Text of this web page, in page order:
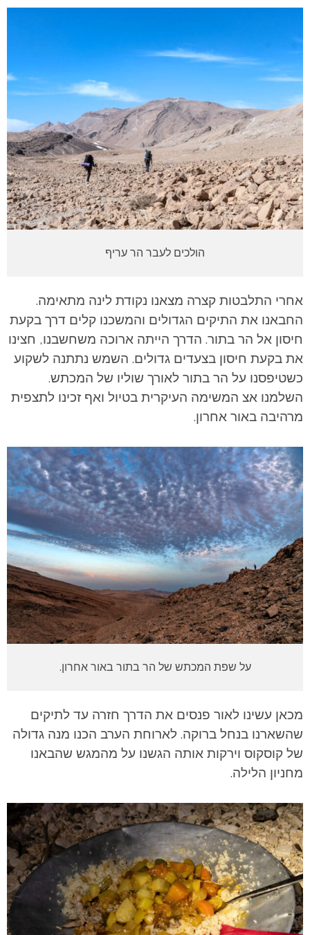
הולכים לעבר הר עריף
אחרי התלבטות קצרה מצאנו נקודת לינה מתאימה.
החבאנו את התיקים הגדולים והמשכנו קלים דרך בקעת
חיסון אל הר בתור. הדרך הייתה ארוכה משחשבנו, חצינו
את בקעת חיסון בצעדים גדולים. השמש נתתנה לשקוע
כשטיפסנו על הר בתור לאורך שוליו של המכתש.
השלמנו אצ המשימה העיקרית בטיול ואף זכינו לתצפית
מרהיבה באור אחרון.
על שפת המכתש של הר בתור באור אחרון.
מכאן עשינו לאור פנסים את הדרך חזרה עד לתיקים
שהשארנו בנחל ברוקה. לארוחת הערב הכנו מנה גדולה
של קוסקוס וירקות אותה הגשנו על מהמגש שהבאנו
מחניון הלילה.